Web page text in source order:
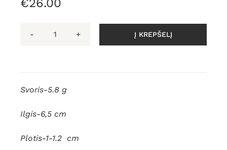
€26.00
"Varvekliai"
Į KREPŠELĮ
Svoris-5.8 g
Ilgis-6,5 cm
Plotis-1-1.2 cm